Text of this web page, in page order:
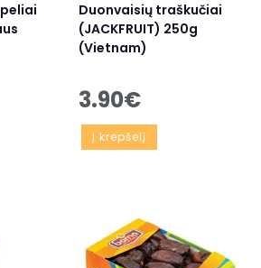
Duonvaisių traškučiai
(JACKFRUIT) 250g
(Vietnam)
3.90€
Į krepšelį